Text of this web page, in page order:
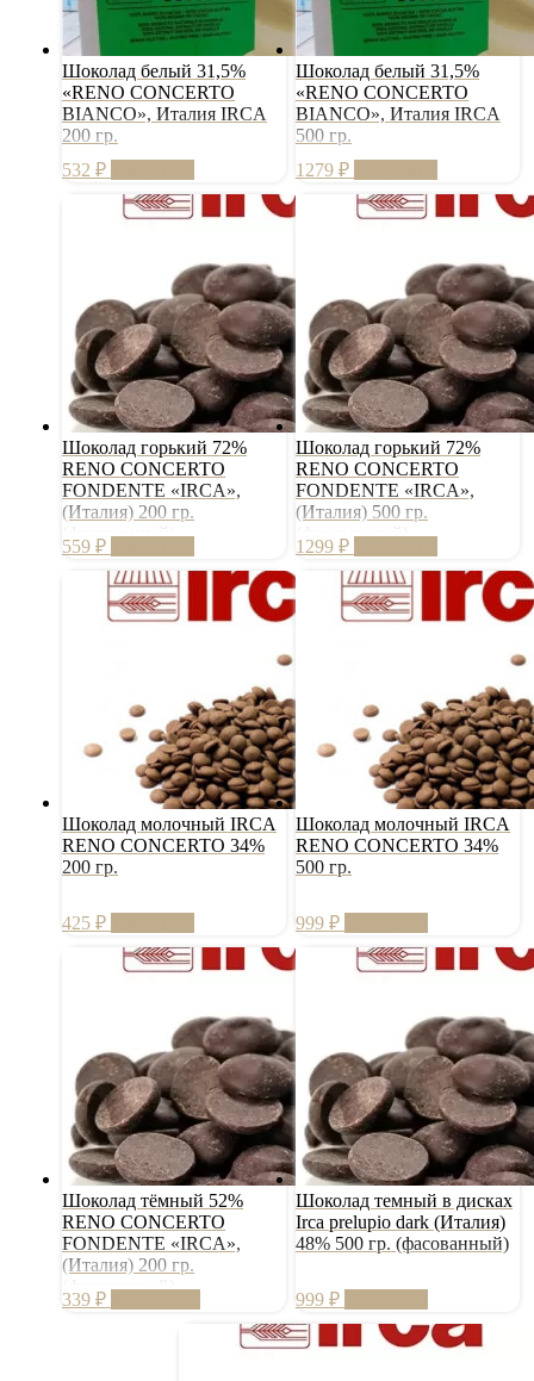
Шоколад белый 31,5%
«RENO CONCERTO
BIANCO», Италия IRCA
200 гр.
532 ₽
Шоколад белый 31,5%
«RENO CONCERTO
BIANCO», Италия IRCA
500 гр.
1279 ₽
Шоколад горький 72%
RENO CONCERTO
FONDENTE «IRCA»,
(Италия) 200 гр.
(фасованный)
559 ₽
Шоколад горький 72%
RENO CONCERTO
FONDENTE «IRCA»,
(Италия) 500 гр.
(фасованный)
1299 ₽
Шоколад молочный IRCA
RENO CONCERTO 34%
200 гр.
425 ₽
Шоколад молочный IRCA
RENO CONCERTO 34%
500 гр.
999 ₽
Шоколад тёмный 52%
RENO CONCERTO
FONDENTE «IRCA»,
(Италия) 200 гр.
(фасованный)
339 ₽
Шоколад темный в дисках
Irca prelupio dark (Италия)
48% 500 гр. (фасованный)
999 ₽